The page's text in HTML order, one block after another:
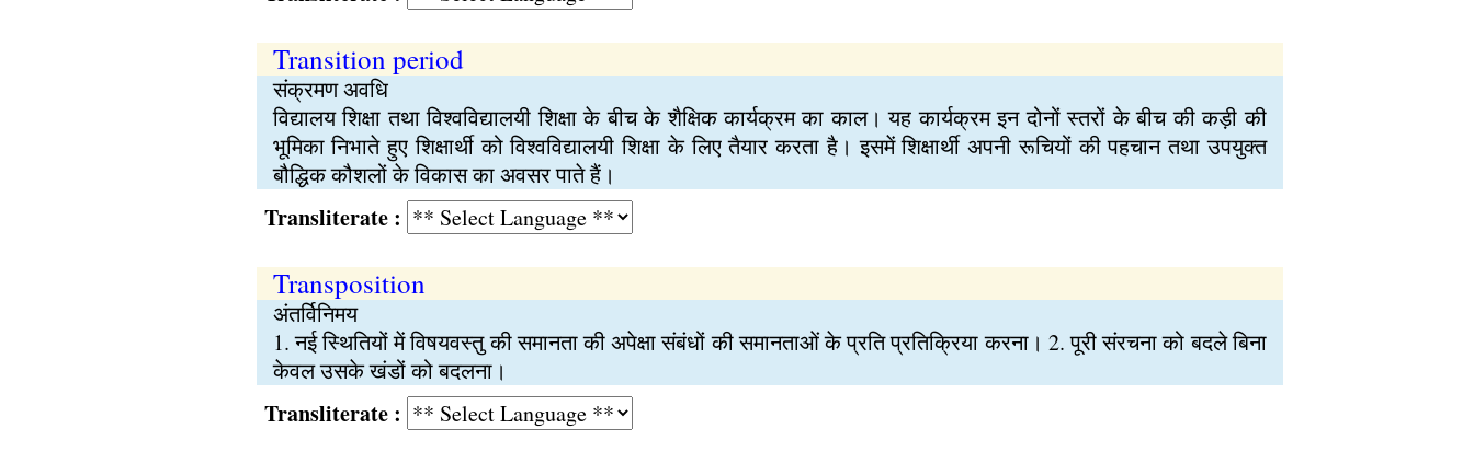
Transition period
संक्रमण अवधि
विद्यालय शिक्षा तथा विश्वविद्यालयी शिक्षा के बीच के शैक्षिक कार्यक्रम का काल। यह कार्यक्रम इन दोनों स्तरों के बीच की कड़ी की
भूमिका निभाते हुए शिक्षार्थी को विश्वविद्यालयी शिक्षा के लिए तैयार करता है। इसमें शिक्षार्थी अपनी रूचियों की पहचान तथा उपयुक्त
बौद्धिक कौशलों के विकास का अवसर पाते हैं।
Transliterate :
Transposition
अंतर्विनिमय
1. नई स्थितियों में विषयवस्तु की समानता की अपेक्षा संबंधों की समानताओं के प्रति प्रतिक्रिया करना। 2. पूरी संरचना को बदले बिना
केवल उसके खंडों को बदलना।
Transliterate :